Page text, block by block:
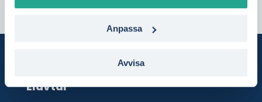
Anpassa
Avvisa
Elavtal